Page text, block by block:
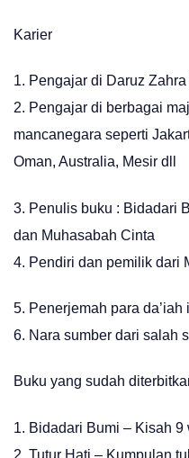
Karier
1. Pengajar di Daruz
2. Pengajar di berbagai
mancanegara seperti
Oman, Australia, Mesir dll
3. Penulis buku : Bidadari
dan Muhasabah Cinta
4. Pendiri dan pemilik dari
5. Penerjemah para da’iah
6. Nara sumber dari salah
Buku yang sudah
1. Bidadari Bumi – Kisah 9
2. Tutur Hati – Kumpulan